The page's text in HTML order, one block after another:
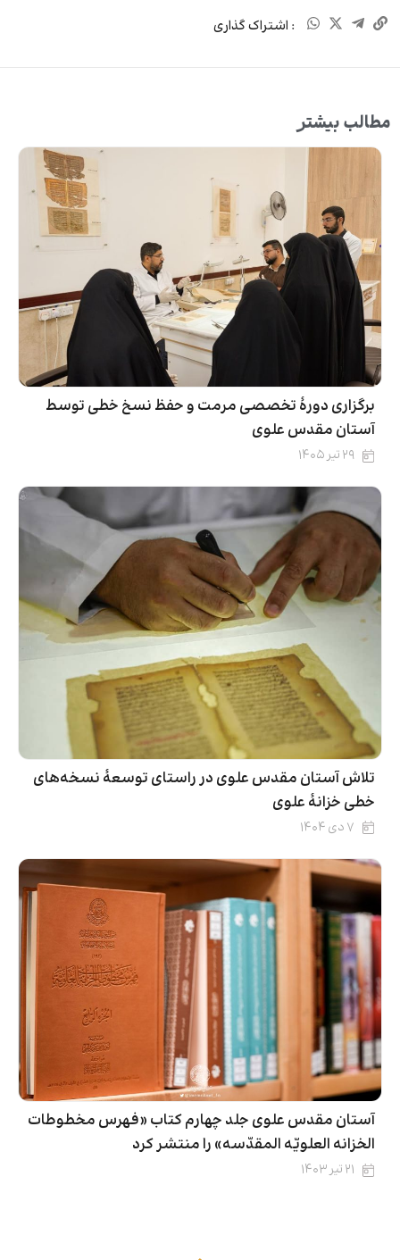
: اشتراک گذاری
مطالب بیشتر
برگزاری دورۀ تخصصی مرمت و حفظ نسخ خطی توسط
آستان مقدس علوی
۲۹ تیر ۱۴۰۵
تلاش آستان مقدس علوی در راستای توسعۀ نسخه‌های
خطی خزانۀ علوی
۷ دی ۱۴۰۴
آستان مقدس علوی جلد چهارم کتاب «فهرس مخطوطات
الخزانه العلویّه المقدّسه» را منتشر کرد
۲۱ تیر ۱۴۰۳